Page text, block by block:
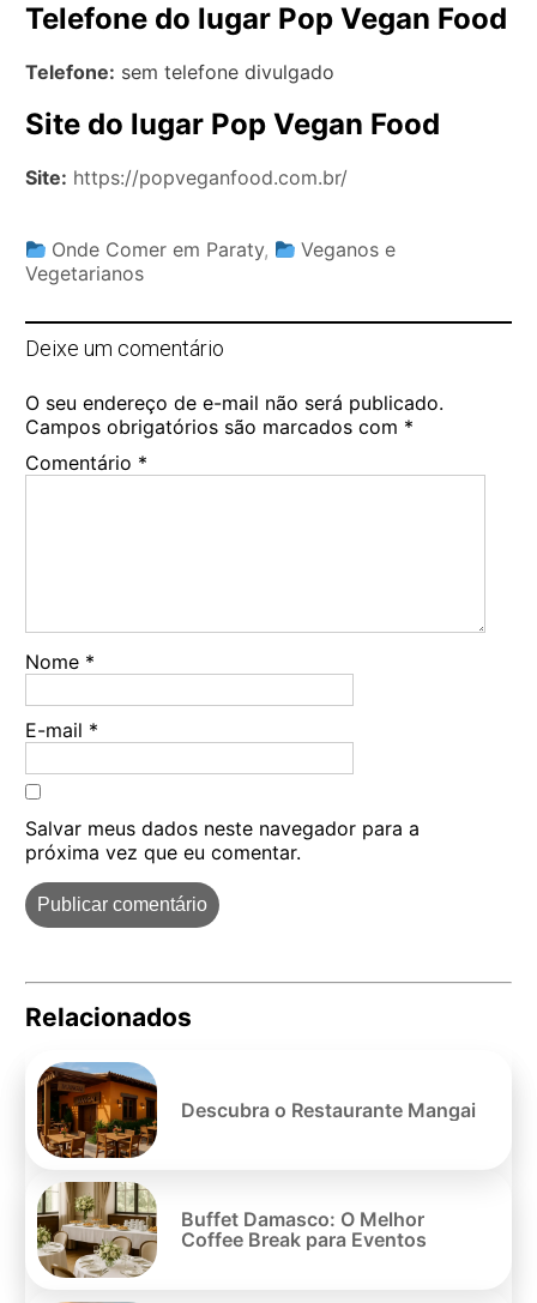
Telefone do lugar Pop Vegan Food
Telefone: sem telefone divulgado
Site do lugar Pop Vegan Food
Site: https://popveganfood.com.br/
Onde Comer em Paraty,
Veganos e
Vegetarianos
Deixe um comentário
O seu endereço de e-mail não será publicado.
Campos obrigatórios são marcados com *
Comentário *
Nome *
E-mail *
Salvar meus dados neste navegador para a
próxima vez que eu comentar.
Relacionados
Descubra o Restaurante Mangai
Buffet Damasco: O Melhor
Coffee Break para Eventos